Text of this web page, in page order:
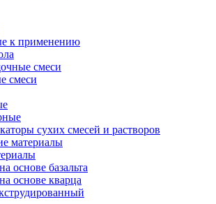
к применению
смеси
смеси
сухих смесей и растворов
материалы
основе базальта
основе кварца